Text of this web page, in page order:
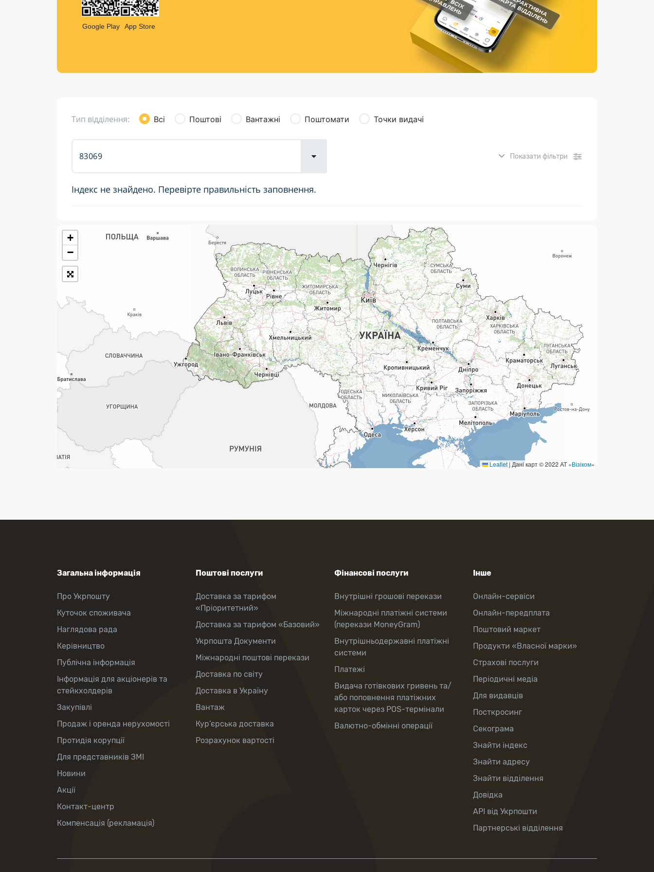
Листи та листівки
Кур’єрська доставка
Страхові послуги
Каталог «Укрпошта Маркет»
Google Play App Store
Тип відділення: Всі Поштові Вантажні Поштомати Точки видачі
Показати фільтри
Індекс не знайдено. Перевірте правильність заповнення.
Розклад роботи:
Укрпошта Експрес/тариф
«Пріоритетний»
Укрпошта Стандарт/тариф «Базовий»
Доставка за межі України
Прийом вантажів
Фінансові послуги:
Термінові перекази
Перекази
Комунальні та інші платежі
+
−
Leaflet|Дані карт © 2022 АТ «Візіком»
Загальна інформація
Про Укрпошту
Куточок споживача
Наглядова рада
Керівництво
Публічна інформація
Інформація для акціонерів та
стейкхолдерів
Закупівлі
Продаж і оренда нерухомості
Протидія корупції
Для представників ЗМІ
Новини
Акції
Контакт-центр
Компенсація (рекламація)
Поштові послуги
Доставка за тарифом
«Пріоритетний»
Доставка за тарифом «Базовий»
Укрпошта Документи
Міжнародні поштові перекази
Доставка по світу
Доставка в Україну
Вантаж
Кур’єрська доставка
Розрахунок вартості
Фінансові послуги
Внутрішні грошові перекази
Міжнародні платіжні системи
(перекази MoneyGram)
Внутрішньодержавні платіжні
системи
Платежі
Видача готівкових гривень та/
або поповнення платіжних
карток через POS-термінали
Валютно-обмінні операції
Інше
Онлайн-сервіси
Онлайн-передплата
Поштовий маркет
Продукти «Власної марки»
Страхові послуги
Періодичні медіа
Для видавців
Посткросинг
Секограма
Знайти індекс
Знайти адресу
Знайти відділення
Довідка
API від Укрпошти
Партнерські відділення